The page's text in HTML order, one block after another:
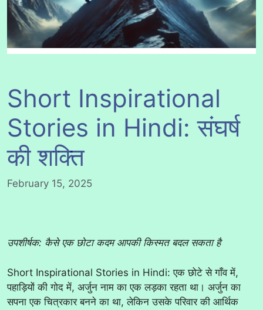
Short Inspirational
Stories in Hindi: संघर्ष
की शक्ति
February 15, 2025
उपशीर्षक: कैसे एक छोटा कदम आपकी किस्मत बदल सकता है
Short Inspirational Stories in Hindi: एक छोटे से गाँव में,
पहाड़ियों की गोद में, अर्जुन नाम का एक लड़का रहता था। अर्जुन का
सपना एक चित्रकार बनने का था, लेकिन उसके परिवार की आर्थिक